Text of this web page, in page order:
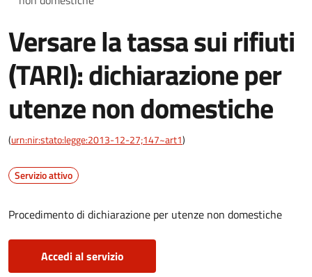
Versare la tassa sui rifiuti
(TARI): dichiarazione per
utenze non domestiche
(urn:nir:stato:legge:2013-12-27;147~art1)
Servizio attivo
Procedimento di dichiarazione per utenze non domestiche
Accedi al servizio